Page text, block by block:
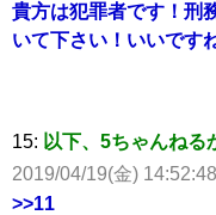
貴方は犯罪者です！刑
いて下さい！いいです
15: 以下、5ちゃんねる
2019/04/19(金)
>>11